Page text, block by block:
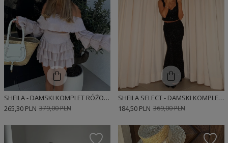
SHEILA - DAMSKI KOMPLET RÓŻOWY 'DINA PINK'
379,00 PLN
265,30 PLN
SHEILA SELECT - DAMSKI KOMPLET CEKINOWY CZARNY ZE SPÓDNICĄ MAXI 'DEMET'
369,00 PLN
184,50 PLN